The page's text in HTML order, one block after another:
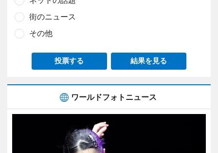
街のニュース
その他
投票する 結果を見る
ワールドフォトニュース